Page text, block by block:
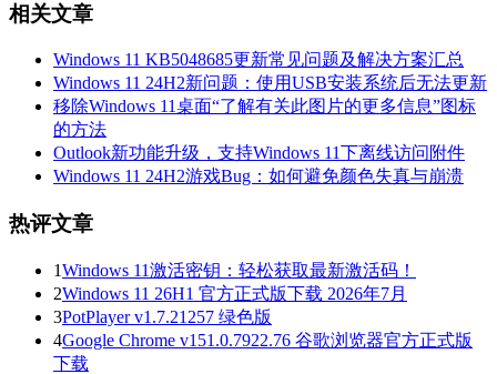
相关文章
Windows 11 KB5048685更新常见问题及解决方案汇总
Windows 11 24H2新问题：使用USB安装系统后无法更新
移除Windows 11桌面“了解有关此图片的更多信息”图标
的方法
Outlook新功能升级，支持Windows 11下离线访问附件
Windows 11 24H2游戏Bug：如何避免颜色失真与崩溃
热评文章
1Windows 11激活密钥：轻松获取最新激活码！
2Windows 11 26H1 官方正式版下载 2026年7月
3PotPlayer v1.7.21257 绿色版
4Google Chrome v151.0.7922.76 谷歌浏览器官方正式版
下载